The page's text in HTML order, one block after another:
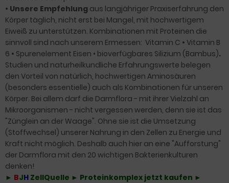
• Unsere Empfehlung aus langjähriger Praxiserfahrung den
Körper täglich, nicht erst bei Mangel, mit hochwertigem
Eiweiß zu unterstützen. Kombinationen mit Proteinen die
sinnvoll sind nach unserem Ermessen: Vitamin C • Vitamin B
6 • Spurenelement Eisen • bioverfügbares Silizium (Bambus).
Studien und naturheilkundliche Erfahrungswerte belegen
den Vorteil von natürlich, hochwertigen Aminosäuren
(besonders essentielle) auch als Kombinationen für unseren
Körper. Bei allem darf die Darmflora - mit ihrer Vielzahl an
Mikroorganismen - nicht vergessen werden, denn sie ist das
"Zünglein an der Waage". Ohne sie ist die Umsetzung
(Stoffwechsel) unserer Nahrung in den Zellen zu Energie und
Kraft nicht möglich. Deshalb auch hier an eine "Aufforstung"
der Darmflora mit den 20 wichtigen Bakterienkulturen
denken!
► BJH ZellQuelle ► Proteinkomplex jetzt kaufen ►